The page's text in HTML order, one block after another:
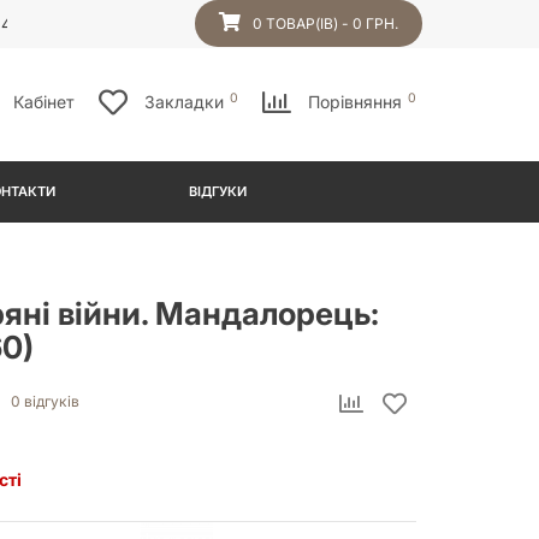
0 ТОВАР(ІВ) - 0 ГРН.
Кабінет Закладки 0 Порівняння 0
ВІДГУКИ
війни. Мандалорець:
0 відгуків